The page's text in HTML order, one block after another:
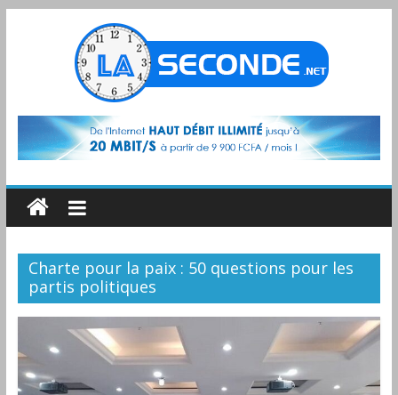
Charte pour la paix : 50 questions pour les
partis politiques